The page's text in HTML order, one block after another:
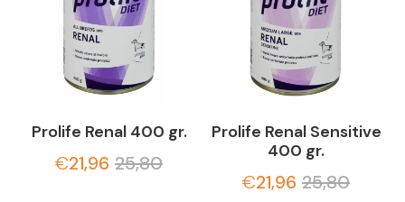
Prolife Renal 400 gr.
€21,96 25,80
Prolife Renal Sensitive
400 gr.
€21,96 25,80